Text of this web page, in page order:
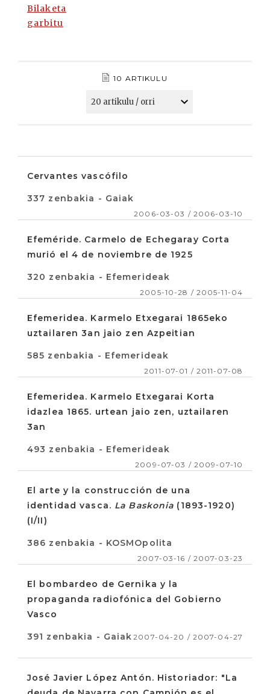
Bilaketa
garbitu
10 ARTIKULU
Cervantes vascófilo
337 zenbakia - Gaiak
2006-03-03 / 2006-03-10
Efeméride. Carmelo de Echegaray Corta
murió el 4 de noviembre de 1925
320 zenbakia - Efemerideak
2005-10-28 / 2005-11-04
Efemeridea. Karmelo Etxegarai 1865eko
uztailaren 3an jaio zen Azpeitian
585 zenbakia - Efemerideak
2011-07-01 / 2011-07-08
Efemeridea. Karmelo Etxegarai Korta
idazlea 1865. urtean jaio zen, uztailaren
3an
493 zenbakia - Efemerideak
2009-07-03 / 2009-07-10
El arte y la construcción de una
identidad vasca. La Baskonia (1893-1920)
(I/II)
386 zenbakia - KOSMOpolita
2007-03-16 / 2007-03-23
El bombardeo de Gernika y la
propaganda radiofónica del Gobierno
Vasco
391 zenbakia - Gaiak 2007-04-20 / 2007-04-27
José Javier López Antón. Historiador: "La